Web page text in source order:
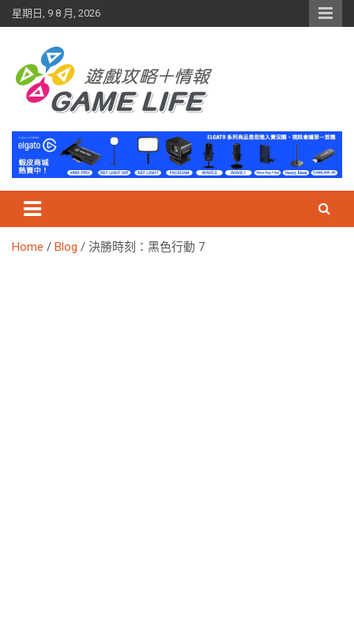
Skip
to
星期日, 9 8 月, 2026
Home Blog 決勝時刻：黑色行動 7